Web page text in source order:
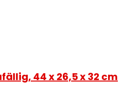
44 x 26,5 x 32 cm